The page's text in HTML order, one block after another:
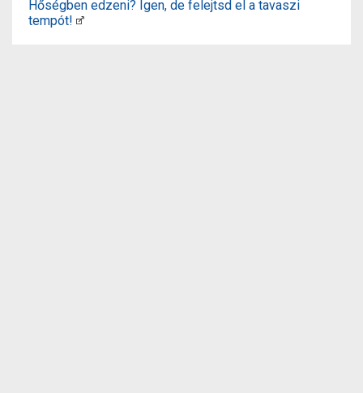
Hőségben edzeni? Igen, de felejtsd el a tavaszi
tempót!